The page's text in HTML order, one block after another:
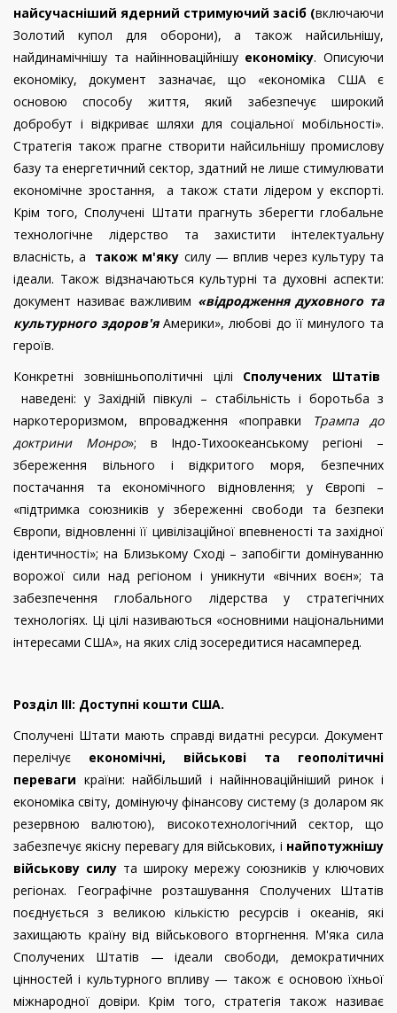
найсучасніший ядерний стримуючий засіб (включаючи
Золотий купол для оборони), а також найсильнішу,
найдинамічнішу та найінноваційнішу економіку. Описуючи
економіку, документ зазначає, що «економіка США є
основою способу життя, який забезпечує широкий
добробут і відкриває шляхи для соціальної мобільності».
Стратегія також прагне створити найсильнішу промислову
базу та енергетичний сектор, здатний не лише стимулювати
економічне зростання, а також стати лідером у експорті.
Крім того, Сполучені Штати прагнуть зберегти глобальне
технологічне лідерство та захистити інтелектуальну
власність, а
також м'яку силу — вплив через культуру та
ідеали. Також відзначаються культурні та духовні аспекти:
документ називає важливим «відродження духовного та
культурного здоров'яАмерики», любові до її минулого та
героїв.
Конкретні зовнішньополітичні цілі Сполучених Штатів
наведені: у Західній півкулі – стабільність і боротьба з
наркотероризмом, впровадження «поправки Трампа до
доктрини Монро»; в Індо-Тихоокеанському регіоні –
збереження вільного і відкритого моря, безпечних
постачання та економічного відновлення; у Європі –
«підтримка союзників у збереженні свободи та безпеки
Європи, відновленні її цивілізаційної впевненості та західної
ідентичності»; на Близькому Сході – запобігти домінуванню
ворожої сили над регіоном і уникнути «вічних воєн»; та
забезпечення глобального лідерства у стратегічних
технологіях. Ці цілі називаються «основними національними
інтересами США», на яких слід зосередитися насамперед.
Розділ III: Доступні кошти США.
Сполучені Штати мають справді видатні ресурси. Документ
перелічує економічні, військові та геополітичні
переваги країни: найбільший і найінноваційніший ринок і
економіка світу, домінуючу фінансову систему (з доларом як
резервною валютою), високотехнологічний сектор, що
забезпечує якісну перевагу для військових, і найпотужнішу
військову силу та широку мережу союзників у ключових
регіонах. Географічне розташування Сполучених Штатів
поєднується з великою кількістю ресурсів і океанів, які
захищають країну від військового вторгнення. М'яка сила
Сполучених Штатів — ідеали свободи, демократичних
цінностей і культурного впливу — також є основою їхньої
міжнародної довіри. Крім того, стратегія також називає